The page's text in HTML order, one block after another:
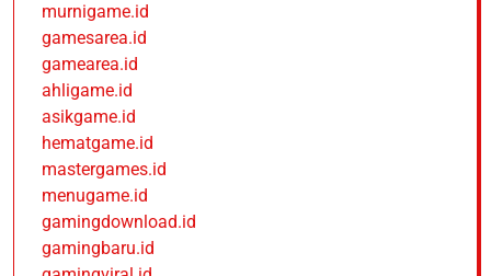
murnigame.id
gamesarea.id
gamearea.id
ahligame.id
asikgame.id
hematgame.id
mastergames.id
menugame.id
gamingdownload.id
gamingbaru.id